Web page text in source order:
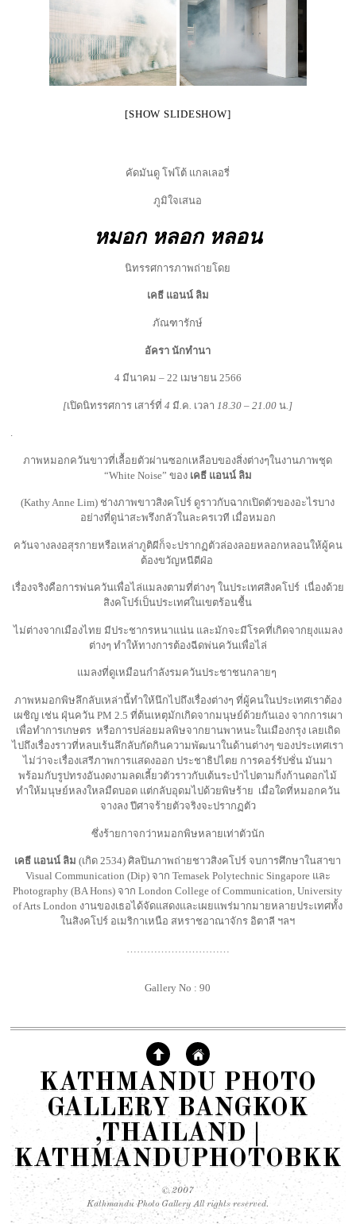
[SHOW SLIDESHOW]
คัดมันดู โฟโต้ แกลเลอรี่
ภูมิใจเสนอ
หมอก หลอก หลอน
นิทรรศการภาพถ่ายโดย
เคธี แอนน์ ลิม
ภัณฑารักษ์
อัครา นักทำนา
4 มีนาคม – 22 เมษายน 2566
[เปิดนิทรรศการ เสาร์ที่ 4มี ค เวลา 18.30 – 21.00 น ]
.
ภาพหมอกควันขาวที่เลื้อยตัวผ่านซอกเหลือบของสิ่งต่างๆในงานภาพชุด
“White Noise” ของ เคธี แอนน์ ลิม
(Kathy Anne Lim) ช่างภาพขาวสิงคโปร์ ดูราวกับฉากเปิดตัวของอะไรบาง
อย่างที่ดูน่าสะพรึงกลัวในละครเวที เมื่อหมอก
ควันจางลงอสุรกายหรือเหล่าภูติผีก็จะปรากฏตัวล่องลอยหลอกหลอนให้ผู้คน
ต้องขวัญหนีดีฝ่อ
เรื่องจริงคือการพ่นควันเพื่อไล่แมลงตามที่ต่างๆ ในประเทศสิงคโปร์ เนื่องด้วย
สิงคโปร์เป็นประเทศในเขตร้อนชื้น
ไม่ต่างจากเมืองไทย มีประชากรหนาแน่น และมักจะมีโรคที่เกิดจากยุงแมลง
ต่างๆ ทำให้ทางการต้องฉีดพ่นควันเพื่อไล่
แมลงที่ดูเหมือนกำลังรมควันประชาชนกลายๆ
ภาพหมอกพิษลึกลับเหล่านี้ทำให้นึกไปถึงเรื่องต่างๆ ที่ผู้คนในประเทศเราต้อง
เผชิญ เช่น ฝุ่นควัน PM 2.5 ที่ต้นเหตุมักเกิดจากมนุษย์ด้วยกันเอง จากการเผา
เพื่อทำการเกษตร หรือการปล่อยมลพิษจากยานพาหนะในเมืองกรุง เลยเถิด
ไปถึงเรื่องราวที่หลบเร้นลึกลับกัดกินความพัฒนาในด้านต่างๆ ของประเทศเรา
ไม่ว่าจะเรื่องเสรีภาพการแสดงออก ประชาธิปไตย การคอร์รัปชั่น มันมา
พร้อมกับรูปทรงอันงดงามลดเลี้ยวตัวราวกับเต้นระบำไปตามกิ่งก้านดอกไม้
ทำให้มนุษย์หลงใหลมืดบอด แต่กลับอุดมไปด้วยพิษร้าย เมื่อใดที่หมอกควัน
จางลง ปีศาจร้ายตัวจริงจะปรากฏตัว
ซึ่งร้ายกาจกว่าหมอกพิษหลายเท่าตัวนัก
เคธี แอนน์ ลิม (เกิด 2534) ศิลปินภาพถ่ายชาวสิงคโปร์ จบการศึกษาในสาขา
Visual Communication (Dip) จาก Temasek Polytechnic Singapore และ
Photography (BA Hons) จาก London College of Communication, University
of Arts London งานของเธอได้จัดแสดงและเผยแพร่มากมายหลายประเทศทั้ง
ในสิงคโปร์ อเมริกาเหนือ สหราชอาณาจักร อิตาลี ฯลฯ
Gallery No : 90
KATHMANDU PHOTO
GALLERY BANGKOK
,THAILAND |
KATHMANDUPHOTOBKK
© 2007
Kathmandu Photo Gallery All rights reserved.